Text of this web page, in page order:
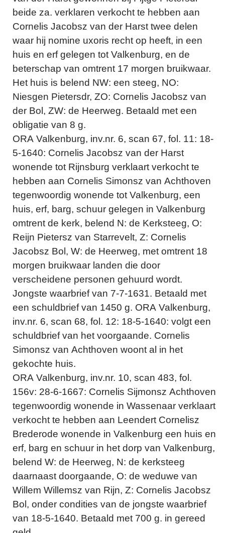
beide za. verklaren verkocht te hebben aan
Cornelis Jacobsz van der Harst twee delen
waar hij nomine uxoris recht op heeft, in een
huis en erf gelegen tot Valkenburg, en de
beterschap van omtrent 17 morgen bruikwaar.
Het huis is belend NW: een steeg, NO:
Niesgen Pietersdr, ZO: Cornelis Jacobsz van
der Bol, ZW: de Heerweg. Betaald met een
obligatie van 8 g.
ORA Valkenburg, inv.nr. 6, scan 67, fol. 11: 18-
5-1640: Cornelis Jacobsz van der Harst
wonende tot Rijnsburg verklaart verkocht te
hebben aan Cornelis Simonsz van Achthoven
tegenwoordig wonende tot Valkenburg, een
huis, erf, barg, schuur gelegen in Valkenburg
omtrent de kerk, belend N: de Kerksteeg, O:
Reijn Pietersz van Starrevelt, Z: Cornelis
Jacobsz Bol, W: de Heerweg, met omtrent 18
morgen bruikwaar landen die door
verscheidene personen gehuurd wordt.
Jongste waarbrief van 7-7-1631. Betaald met
een schuldbrief van 1450 g. ORA Valkenburg,
inv.nr. 6, scan 68, fol. 12: 18-5-1640: volgt een
schuldbrief van het voorgaande. Cornelis
Simonsz van Achthoven woont al in het
gekochte huis.
ORA Valkenburg, inv.nr. 10, scan 483, fol.
156v: 28-6-1667: Cornelis Sijmonsz Achthoven
tegenwoordig wonende in Wassenaar verklaart
verkocht te hebben aan Leendert Cornelisz
Brederode wonende in Valkenburg een huis en
erf, barg en schuur in het dorp van Valkenburg,
belend W: de Heerweg, N: de kerksteeg
daarnaast doorgaande, O: de weduwe van
Willem Willemsz van Rijn, Z: Cornelis Jacobsz
Bol, onder condities van de jongste waarbrief
van 18-5-1640. Betaald met 700 g. in gereed